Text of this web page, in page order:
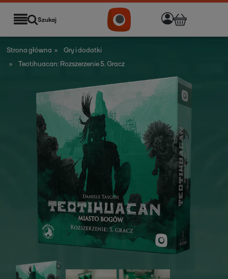
Szukaj
Strona główna »
Gry i dodatki
»
Teotihuacan: Rozszerzenie 5. Gracz